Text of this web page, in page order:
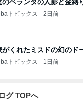
のベランダの人影と金縛
トピックス 2日前
がくれたミスドの幻のド
トピックス 1日前
グ TOPへ